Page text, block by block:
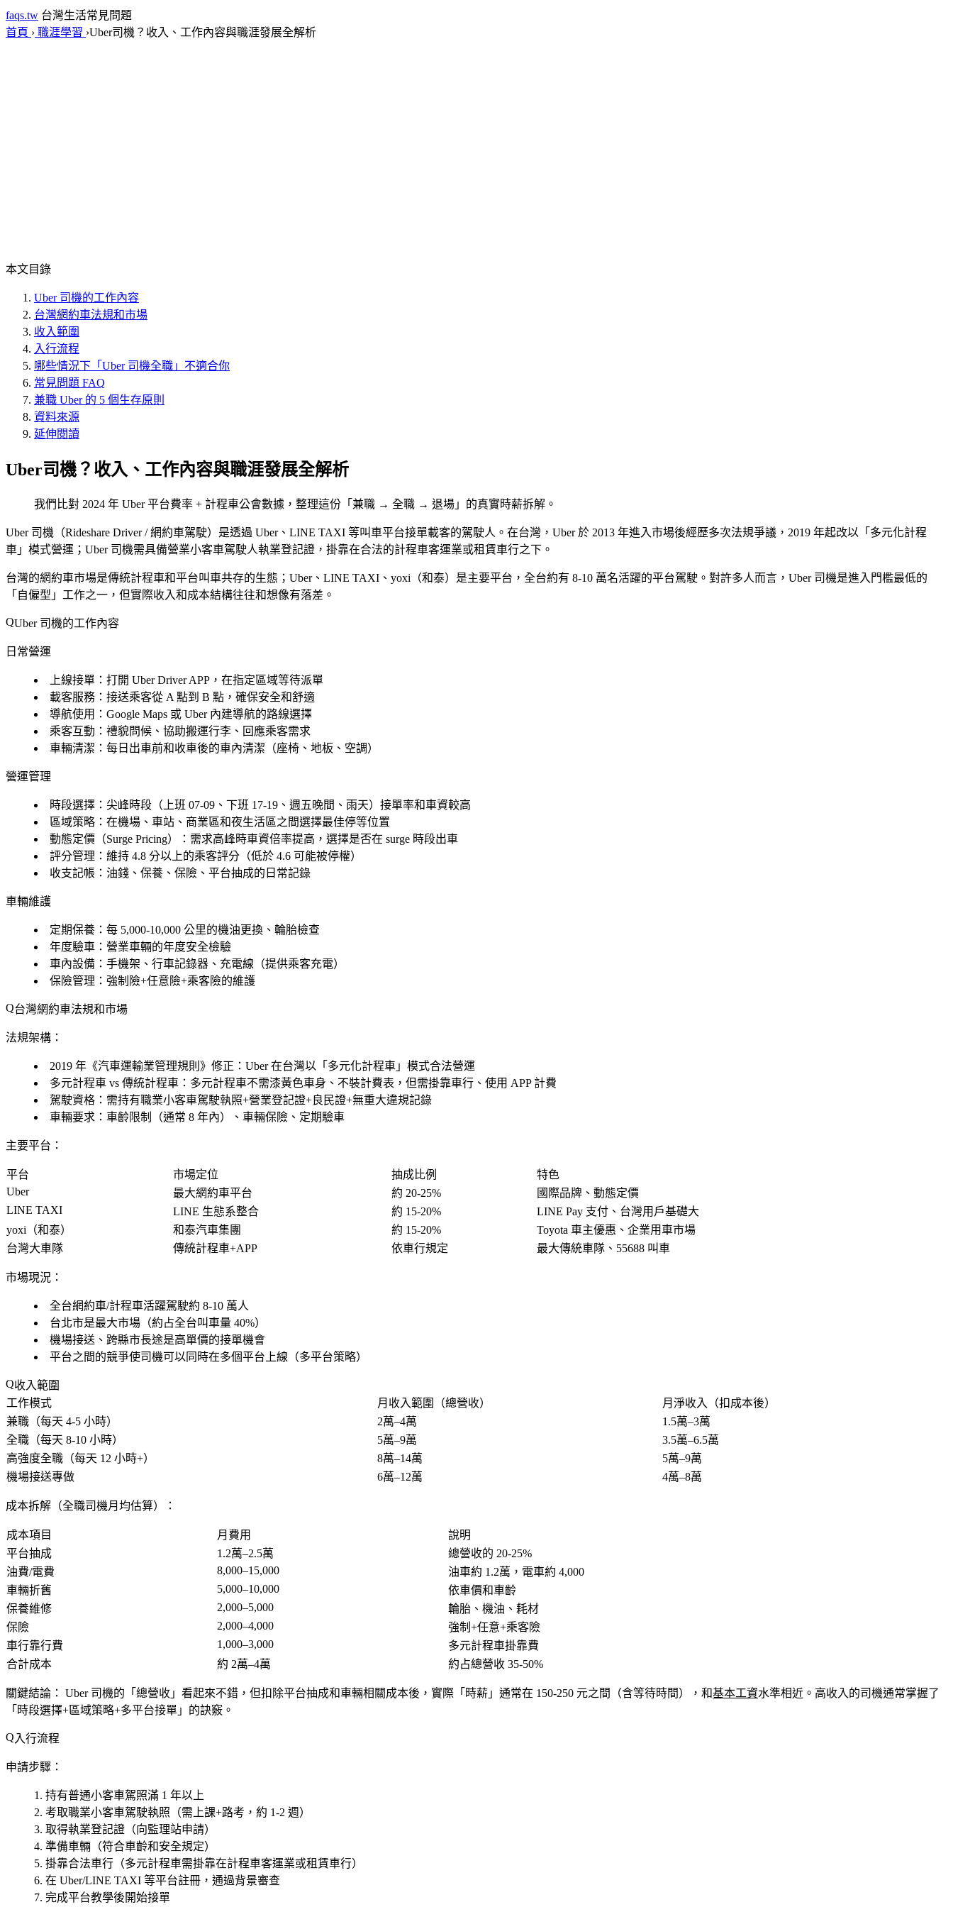
faqs.tw 台灣生活常見問題
首頁 › 職涯學習 ›Uber司機？收入、工作內容與職涯發展全解析
本文目錄
Uber 司機的工作內容
台灣網約車法規和市場
收入範圍
入行流程
哪些情況下「Uber 司機全職」不適合你
常見問題 FAQ
兼職 Uber 的 5 個生存原則
資料來源
延伸閱讀
Uber司機？收入、工作內容與職涯發展全解析
我們比對 2024 年 Uber 平台費率 + 計程車公會數據，整理這份「兼職 → 全職 → 退場」的真實時薪拆解。
Uber 司機（Rideshare Driver / 網約車駕駛）是透過 Uber、LINE TAXI 等叫車平台接單載客的駕駛人。在台灣，Uber 於 2013 年進入市場後經歷多次法規爭議，2019 年起改以「多元化計程
車」模式營運；Uber 司機需具備營業小客車駕駛人執業登記證，掛靠在合法的計程車客運業或租賃車行之下。
台灣的網約車市場是傳統計程車和平台叫車共存的生態；Uber、LINE TAXI、yoxi（和泰）是主要平台，全台約有 8-10 萬名活躍的平台駕駛。對許多人而言，Uber 司機是進入門檻最低的
「自僱型」工作之一，但實際收入和成本結構往往和想像有落差。
Uber 司機的工作內容
日常營運
上線接單：打開 Uber Driver APP，在指定區域等待派單
載客服務：接送乘客從 A 點到 B 點，確保安全和舒適
導航使用：Google Maps 或 Uber 內建導航的路線選擇
乘客互動：禮貌問候、協助搬運行李、回應乘客需求
車輛清潔：每日出車前和收車後的車內清潔（座椅、地板、空調）
營運管理
時段選擇：尖峰時段（上班 07-09、下班 17-19、週五晚間、雨天）接單率和車資較高
區域策略：在機場、車站、商業區和夜生活區之間選擇最佳停等位置
動態定價（Surge Pricing）：需求高峰時車資倍率提高，選擇是否在 surge 時段出車
評分管理：維持 4.8 分以上的乘客評分（低於 4.6 可能被停權）
收支記帳：油錢、保養、保險、平台抽成的日常記錄
車輛維護
定期保養：每 5,000-10,000 公里的機油更換、輪胎檢查
年度驗車：營業車輛的年度安全檢驗
車內設備：手機架、行車記錄器、充電線（提供乘客充電）
保險管理：強制險+任意險+乘客險的維護
台灣網約車法規和市場
法規架構：
2019 年《汽車運輸業管理規則》修正：Uber 在台灣以「多元化計程車」模式合法營運
多元計程車 vs 傳統計程車：多元計程車不需漆黃色車身、不裝計費表，但需掛靠車行、使用 APP 計費
駕駛資格：需持有職業小客車駕駛執照+營業登記證+良民證+無重大違規記錄
車輛要求：車齡限制（通常 8 年內）、車輛保險、定期驗車
主要平台：
平台 市場定位 抽成比例
特色
Uber
最大網約車平台 約 20-25%
國際品牌、動態定價
LINE TAXI
LINE 生態系整合 約 15-20%
LINE Pay 支付、台灣用戶基礎大
yoxi（和泰）
和泰汽車集團 約 15-20%
Toyota 車主優惠、企業用車市場
台灣大車隊
傳統計程車+APP 依車行規定 最大傳統車隊、55688 叫車
市場現況：
全台網約車/計程車活躍駕駛約 8-10 萬人
台北市是最大市場（約占全台叫車量 40%）
機場接送、跨縣市長途是高單價的接單機會
平台之間的競爭使司機可以同時在多個平台上線（多平台策略）
收入範圍
工作模式
月收入範圍（總營收）
月淨收入（扣成本後）
兼職（每天 4-5 小時）
2萬–4萬
1.5萬–3萬
全職（每天 8-10 小時）
5萬–9萬
3.5萬–6.5萬
高強度全職（每天 12 小時+）
8萬–14萬
5萬–9萬
機場接送專做
6萬–12萬 4萬–8萬
成本拆解（全職司機月均估算）：
成本項目 月費用
說明
平台抽成
1.2萬–2.5萬
總營收的 20-25%
油費/電費
8,000–15,000
油車約 1.2萬，電車約 4,000
車輛折舊
5,000–10,000
依車價和車齡
保養維修
2,000–5,000
輪胎、機油、耗材
保險
2,000–4,000
強制+任意+乘客險
車行靠行費
1,000–3,000
多元計程車掛靠費
合計成本
約 2萬–4萬 約占總營收 35-50%
關鍵結論： Uber 司機的「總營收」看起來不錯，但扣除平台抽成和車輛相關成本後，實際「時薪」通常在 150-250 元之間（含等待時間），和基本工資水準相近。高收入的司機通常掌握了
「時段選擇+區域策略+多平台接單」的訣竅。
入行流程
申請步驟：
持有普通小客車駕照滿 1 年以上
考取職業小客車駕駛執照（需上課+路考，約 1-2 週）
取得執業登記證（向監理站申請）
準備車輛（符合車齡和安全規定）
掛靠合法車行（多元計程車需掛靠在計程車客運業或租賃車行）
在 Uber/LINE TAXI 等平台註冊，通過背景審查
完成平台教學後開始接單